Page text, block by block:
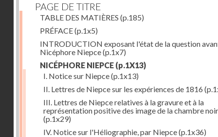
PAGE DE TITRE
TABLE DES MATIÈRES (p.185)
PRÉFACE(p.1x5)
INTRODUCTION exposant l'état de la question
Nicéphore Niepce(p.1x7)
NICÉPHORE NIEPCE (p.1X13)
I. Notice sur Niepce(p.1x13)
II. Lettres de Niepce sur les expériences de 1816
III. Lettres de Niepce relatives à la gravure et à la
représentation positive des image de la chambre
(p.1x29)
IV. Notice sur l'Héliographie, par Niepce(p.1x36)